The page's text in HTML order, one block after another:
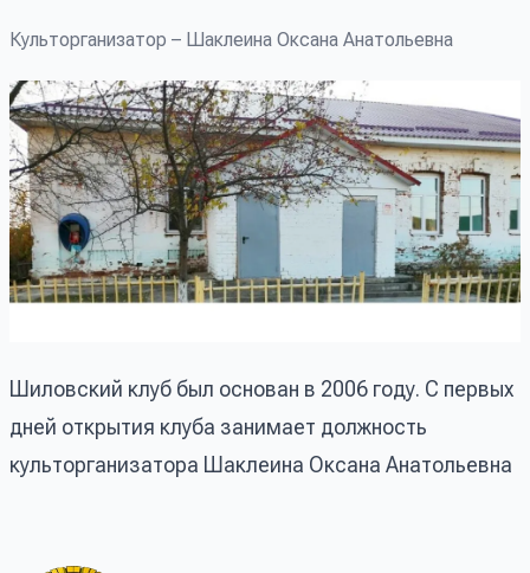
Шиловский клуб был основан в 2006 году. С первых
дней открытия клуба занимает должность
культорганизатора Шаклеина Оксана Анатольевна
Культорганизатор – Шаклеина Оксана Анатольевна